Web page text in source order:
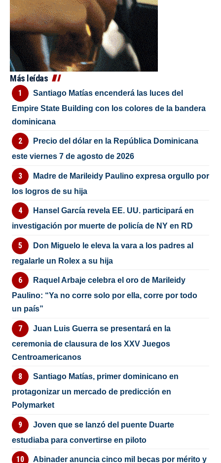
Más leídas
Santiago Matías encenderá las luces del
Empire State Building con los colores de la bandera
dominicana
Precio del dólar en la República Dominicana
este viernes 7 de agosto de 2026
Madre de Marileidy Paulino expresa orgullo por
los logros de su hija
Hansel García revela EE. UU. participará en
investigación por muerte de policía de NY en RD
Don Miguelo le eleva la vara a los padres al
regalarle un Rolex a su hija
Raquel Arbaje celebra el oro de Marileidy
Paulino: “Ya no corre solo por ella, corre por todo
un país”
Juan Luis Guerra se presentará en la
ceremonia de clausura de los XXV Juegos
Centroamericanos
Santiago Matías, primer dominicano en
protagonizar un mercado de predicción en
Polymarket
Joven que se lanzó del puente Duarte
estudiaba para convertirse en piloto
Abinader anuncia cinco mil becas por mérito y